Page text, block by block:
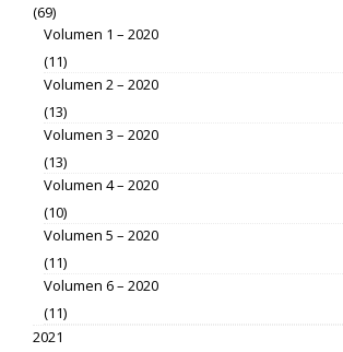
(69)
Volumen 1 – 2020
(11)
Volumen 2 – 2020
(13)
Volumen 3 – 2020
(13)
Volumen 4 – 2020
(10)
Volumen 5 – 2020
(11)
Volumen 6 – 2020
(11)
2021